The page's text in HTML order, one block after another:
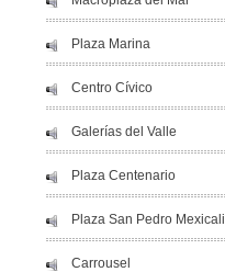
Plaza Marina
Centro Cívico
Galerías del Valle
Plaza Centenario
Plaza San Pedro Mexicali
Carrousel